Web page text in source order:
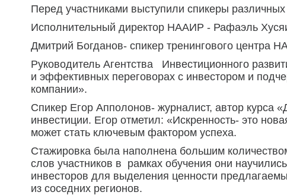
Перед участниками выступили спикеры
Исполнительный директор НААИР - Рафаэль
Дмитрий Богданов- спикер тренингового центра
Руководитель Агентства Инвестиционного
и эффективных переговорах с инвестором и
компании».
Спикер Егор Апполонов- журналист, автор курса
инвестиции. Егор отметил: «Искренность- это
может стать ключевым фактором успеха.
Стажировка была наполнена большим
слов участников в рамках обучения они
инвесторов для выделения ценности
из соседних регионов.